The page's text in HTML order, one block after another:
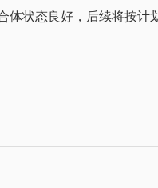
体状态良好，后续将按计